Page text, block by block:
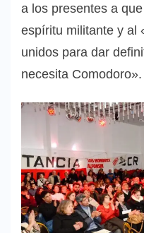
a los presentes a
espíritu militante y al
unidos para dar
necesita Comodoro».